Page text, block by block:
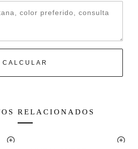
CALCULAR
RELACIONADOS